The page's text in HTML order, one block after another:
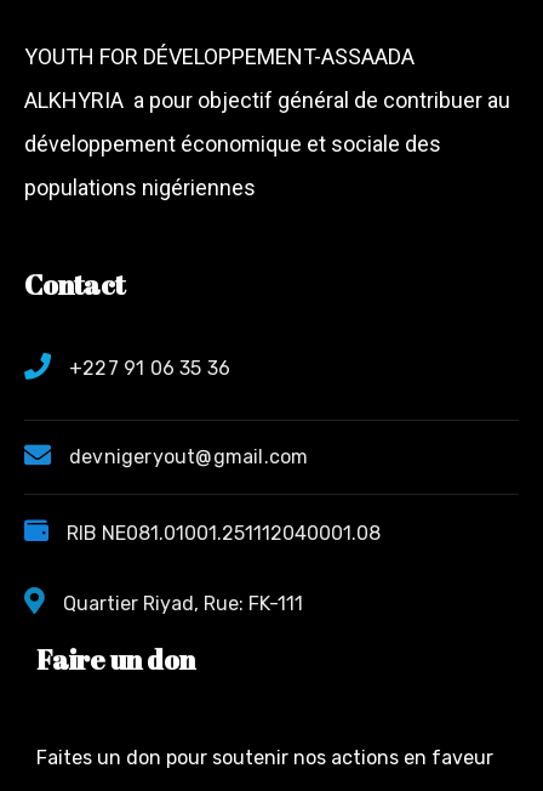
YOUTH FOR DÉVELOPPEMENT-ASSAADA
ALKHYRIA a pour objectif général de contribuer au
développement économique et sociale des
populations nigériennes
Contact
+227 91 06 35 36
devnigeryout@gmail.com
RIB NE081.01001.251112040001.08
Quartier Riyad, Rue: FK-111
Faire un don
Faites un don pour soutenir nos actions en faveur